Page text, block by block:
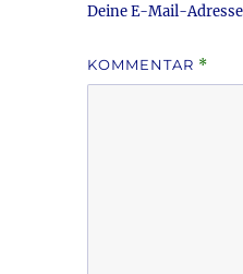
Deine E-Mail-
KOMMENTAR *